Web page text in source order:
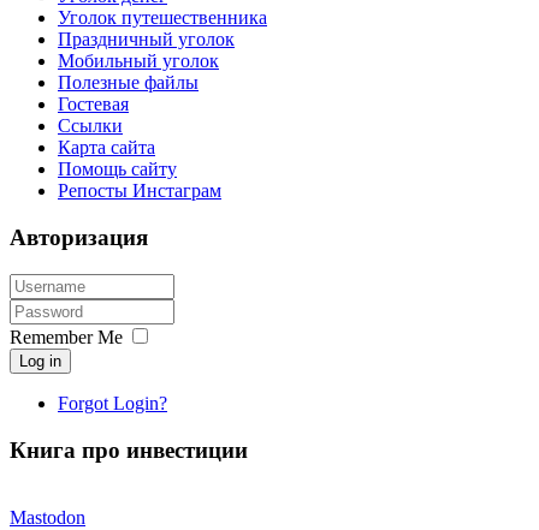
Уголок путешественника
Праздничный уголок
Мобильный уголок
Полезные файлы
Гостевая
Ссылки
Карта сайта
Помощь сайту
Репосты Инстаграм
Авторизация
Remember Me
Log in
Forgot Login?
Книга про инвестиции
Mastodon